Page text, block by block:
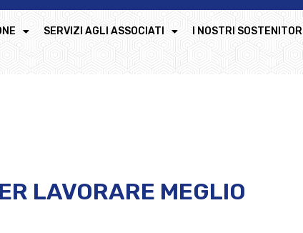
SERVIZI AGLI ASSOCIATI I NOSTRI SOSTENITORI
LAVORARE MEGLIO